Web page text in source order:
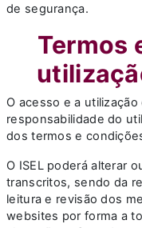
de segurança.
Termos
O acesso e a
responsabilidade do
dos termos e
O ISEL poderá alterar
transcritos, sendo da
leitura e revisão dos
websites por forma a